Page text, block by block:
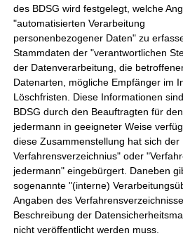
des BDSG wird festgelegt, welche
"automatisierten Verarbeitung
personenbezogener Daten" zu
Stammdaten der "verantwortlichen
der Datenverarbeitung, die
Datenarten, mögliche Empfänger im
Löschfristen. Diese Informationen
BDSG durch den Beauftragten für
jedermann in geeigneter Weise
diese Zusammenstellung hat sich der
Verfahrensverzeichnius" oder
jedermann" eingebürgert. Daneben
sogenannte "(interne)
Angaben des
Beschreibung der
nicht veröffentlicht werden muss.